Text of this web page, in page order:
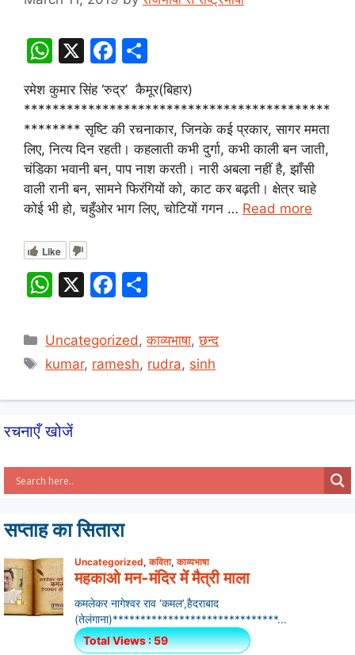
W
at
s
A
p
p
X
F
c
e
b
o
o
ar
e
रमेश कुमार सिंह ‘रुद्र’ कैमूर(बिहार)
*******************************************
******** सृष्टि की रचनाकार, जिनके कई प्रकार, सागर ममता
लिए, नित्य दिन रहती। कहलाती कभी दुर्गा, कभी काली बन जाती,
चंडिका भवानी बन, पाप नाश करती। नारी अबला नहीं है, झाँसी
वाली रानी बन, सामने फिरंगियों को, काट कर बढ़ती। क्षेत्र चाहे
कोई भी हो, चहुँओर भाग लिए, चोटियों गगन … Read more
Like
W
at
s
p
p
X
F
c
e
o
k
ar
e
Categories
Uncategorized,काव्यभाषा,छन्द
Tags
kumar, ramesh, rudra, sinh
रचनाएँ खोजें
सप्ताह का सितारा